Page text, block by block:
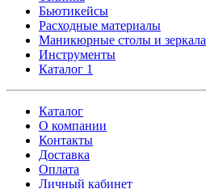
Бьютикейсы
Расходные материалы
Маникюрные столы и зеркала
Инструменты
Каталог 1
Каталог
О компании
Контакты
Доставка
Оплата
Личный кабинет